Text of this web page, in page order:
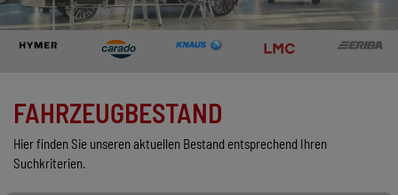
MARKENWELT
UNTERNEHMEN
FAHRZEUGBESTAND
Hier finden Sie unseren aktuellen Bestand entsprechend Ihren
Suchkriterien.